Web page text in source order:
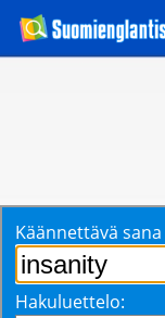
Käännettävä
Hakuluettelo: